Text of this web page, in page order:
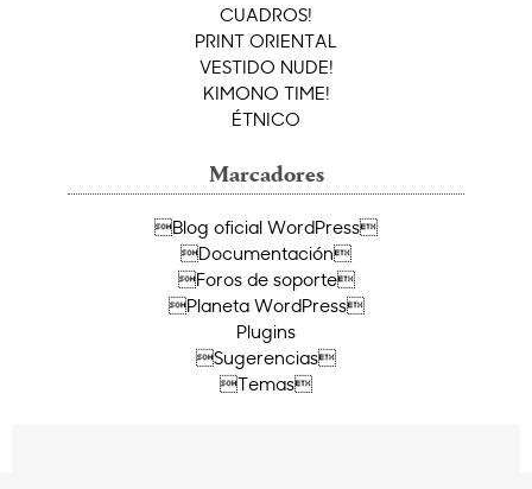
CUADROS!
PRINT ORIENTAL
VESTIDO NUDE!
KIMONO TIME!
ÉTNICO
Marcadores
Blog oficial WordPress
Documentación
Foros de soporte
Planeta WordPress
Plugins
Sugerencias
Temas